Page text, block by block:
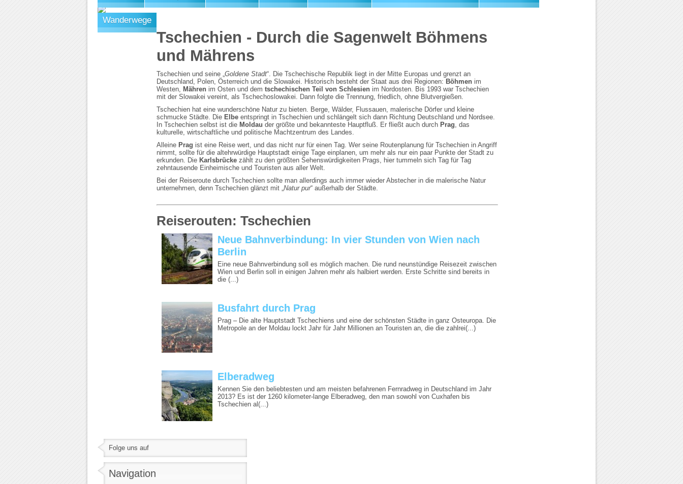
Wanderwege
Tschechien - Durch die Sagenwelt Böhmens
und Mährens
Tschechien und seine „Goldene Stadt“. Die Tschechische Republik liegt in der Mitte Europas und grenzt an
Deutschland, Polen, Österreich und die Slowakei. Historisch besteht der Staat aus drei Regionen: Böhmen im
Westen, Mähren im Osten und dem tschechischen Teil von Schlesien im Nordosten. Bis 1993 war Tschechien
mit der Slowakei vereint, als Tschechoslowakei. Dann folgte die Trennung, friedlich, ohne Blutvergießen.
Tschechien hat eine wunderschöne Natur zu bieten. Berge, Wälder, Flussauen, malerische Dörfer und kleine
schmucke Städte. Die Elbe entspringt in Tschechien und schlängelt sich dann Richtung Deutschland und Nordsee.
In Tschechien selbst ist die Moldau der größte und bekannteste Hauptfluß. Er fließt auch durch Prag, das
kulturelle, wirtschaftliche und politische Machtzentrum des Landes.
Alleine Prag ist eine Reise wert, und das nicht nur für einen Tag. Wer seine Routenplanung für Tschechien in Angriff
nimmt, sollte für die altehrwürdige Hauptstadt einige Tage einplanen, um mehr als nur ein paar Punkte der Stadt zu
erkunden. Die Karlsbrücke zählt zu den größten Sehenswürdigkeiten Prags, hier tummeln sich Tag für Tag
zehntausende Einheimische und Touristen aus aller Welt.
Bei der Reiseroute durch Tschechien sollte man allerdings auch immer wieder Abstecher in die malerische Natur
unternehmen, denn Tschechien glänzt mit „Natur pur“ außerhalb der Städte.
Reiserouten: Tschechien
Neue Bahnverbindung: In vier Stunden von Wien nach
Berlin
Eine neue Bahnverbindung soll es möglich machen. Die rund neunstündige Reisezeit zwischen
Wien und Berlin soll in einigen Jahren mehr als halbiert werden. Erste Schritte sind bereits in
die (...)
Busfahrt durch Prag
Prag – Die alte Hauptstadt Tschechiens und eine der schönsten Städte in ganz Osteuropa. Die
Metropole an der Moldau lockt Jahr für Jahr Millionen an Touristen an, die die zahlrei(...)
Elberadweg
Kennen Sie den beliebtesten und am meisten befahrenen Fernradweg in Deutschland im Jahr
2013? Es ist der 1260 kilometer-lange Elberadweg, den man sowohl von Cuxhafen bis
Tschechien al(...)
Folge uns auf
Navigation